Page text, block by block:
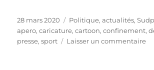
Publié
le
28 mars 2020 Catégories
Politique, actualités,
apero,caricature,cartoon,confinement,
presse,sport Laisser un commentairesur